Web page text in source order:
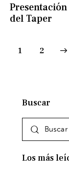
del Taper
1 2
Buscar
Los más